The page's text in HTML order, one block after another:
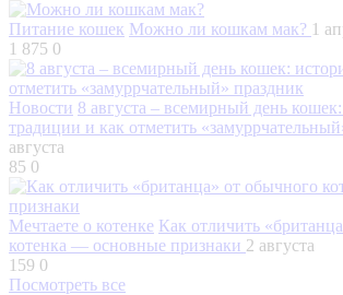
Питание кошек Можно ли кошкам мак? 1
1 875 0
Новости 8 августа – всемирный день
традиции и как отметить
августа
85 0
Мечтаете о котенке Как отличить
котенка — основные признаки 2 августа
159 0
Посмотреть все